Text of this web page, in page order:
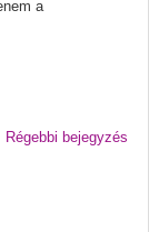
a
Régebbi bejegyzés